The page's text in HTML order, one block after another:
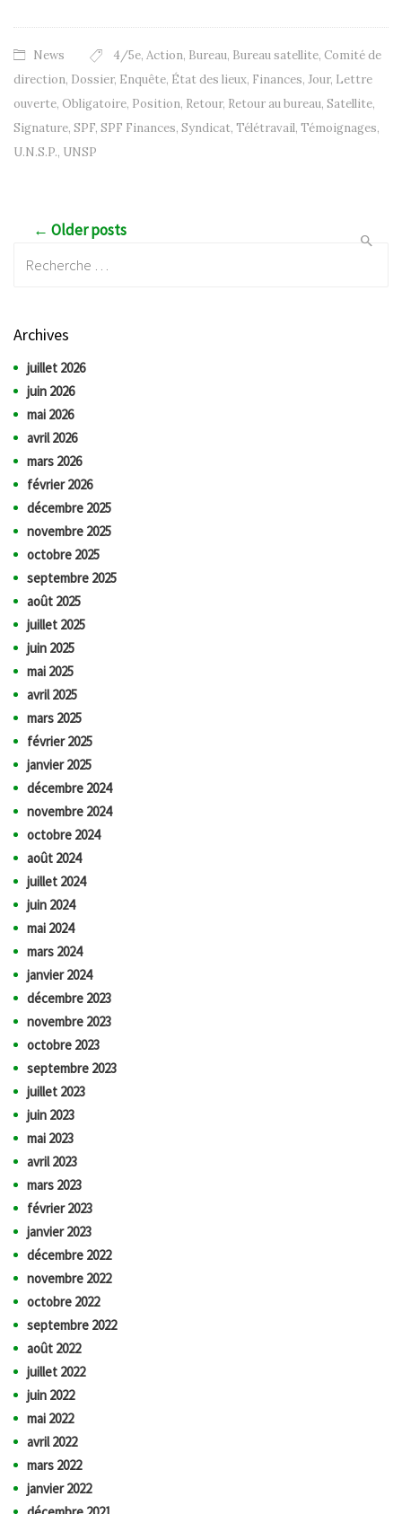
News 4/5e, Action, Bureau, Bureau satellite, Comité de
direction, Dossier, Enquête, État des lieux, Finances, Jour, Lettre
ouverte, Obligatoire, Position, Retour, Retour au bureau, Satellite,
Signature, SPF, SPF Finances, Syndicat, Télétravail, Témoignages,
U.N.S.P., UNSP
Post navigation
← Older posts
Archives
juillet 2026
juin 2026
mai 2026
avril 2026
mars 2026
février 2026
décembre 2025
novembre 2025
octobre 2025
septembre 2025
août 2025
juillet 2025
juin 2025
mai 2025
avril 2025
mars 2025
février 2025
janvier 2025
décembre 2024
novembre 2024
octobre 2024
août 2024
juillet 2024
juin 2024
mai 2024
mars 2024
janvier 2024
décembre 2023
novembre 2023
octobre 2023
septembre 2023
juillet 2023
juin 2023
mai 2023
avril 2023
mars 2023
février 2023
janvier 2023
décembre 2022
novembre 2022
octobre 2022
septembre 2022
août 2022
juillet 2022
juin 2022
mai 2022
avril 2022
mars 2022
janvier 2022